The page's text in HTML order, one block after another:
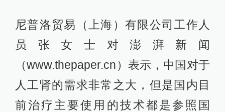
尼普洛贸易（上海）有限公司工作人
员张女士对澎湃新闻
（www.thepaper.cn）表示，中国对于
人工肾的需求非常之大，但是国内目
前治疗主要使用的技术都是参照国